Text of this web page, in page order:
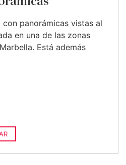
panorámicas vistas al
en una de las zonas
Está además